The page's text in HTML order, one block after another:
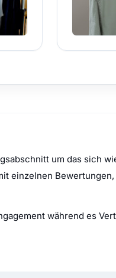
um das sich
einzelnen
während es